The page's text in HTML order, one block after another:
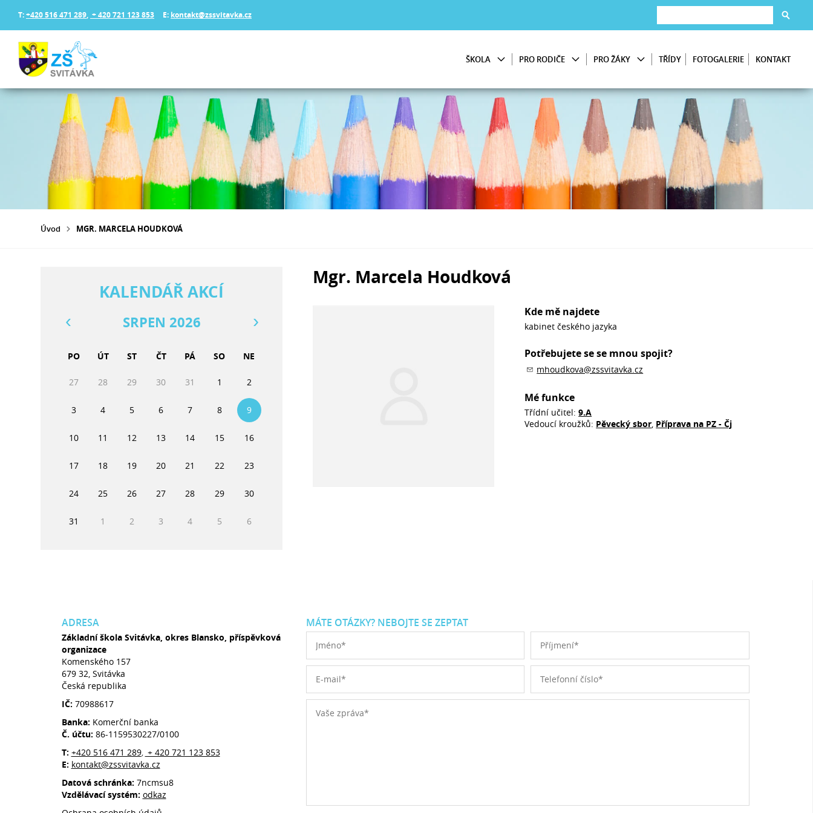
T:+420 516 471 289, + 420 721 123 853 E: kontakt@zssvitavka.cz
ŠKOLA PRO RODIČE PRO ŽÁKY TŘÍDY FOTOGALERIE KONTAKT
Úvod MGR. MARCELA HOUDKOVÁ
Mgr. Marcela Houdková
Kde mě najdete
kabinet českého jazyka
Potřebujete se se mnou spojit?
mhoudkova@zssvitavka.cz
Mé funkce
Třídní učitel:9.A
Vedoucí kroužků: Pěvecký sbor, Příprava na PZ - Čj
KALENDÁŘ AKCÍ
SRPEN 2026
PO ÚT ST ČT PÁ SO NE
27 28 29 30 31 1 2
3 4 5 6 7 8 9
10 11 12 13 14 15 16
17 18 19 20 21 22 23
24 25 26 27 28 29 30
31 1 2 3 4 5 6
ADRESA
Základní škola Svitávka, okres Blansko, příspěvková
organizace
Komenského 157
679 32, Svitávka
Česká republika
IČ: 70988617
Banka: Komerční banka
Č. účtu: 86-1159530227/0100
T: +420 516 471 289, + 420 721 123 853
E: kontakt@zssvitavka.cz
Datová schránka: 7ncmsu8
Vzdělávací systém: odkaz
MÁTE OTÁZKY? NEBOJTE SE ZEPTAT